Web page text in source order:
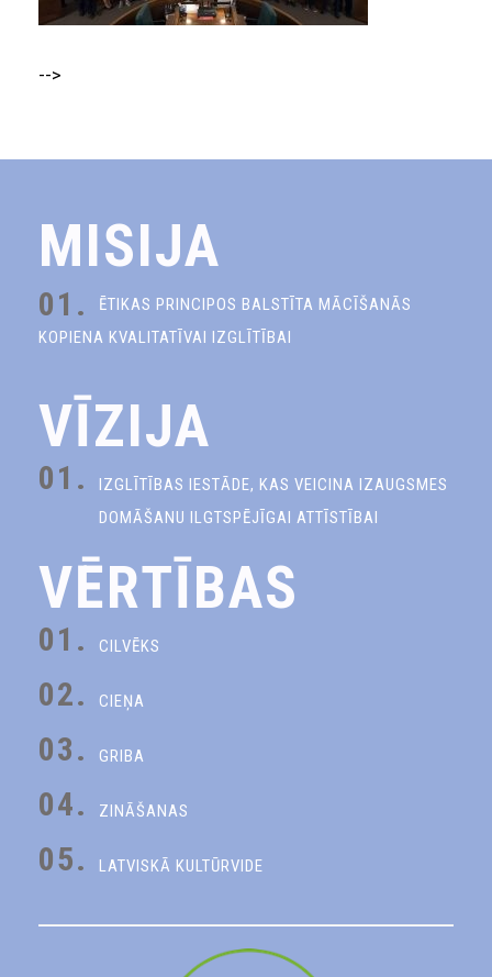
-->
MISIJA
01.
ĒTIKAS PRINCIPOS BALSTĪTA MĀCĪŠANĀS
KOPIENA KVALITATĪVAI IZGLĪTĪBAI
VĪZIJA
01.
IZGLĪTĪBAS IESTĀDE, KAS VEICINA IZAUGSMES
DOMĀŠANU ILGTSPĒJĪGAI ATTĪSTĪBAI
VĒRTĪBAS
01. CILVĒKS
02. CIEŅA
03. GRIBA
04. ZINĀŠANAS
05. LATVISKĀ KULTŪRVIDE